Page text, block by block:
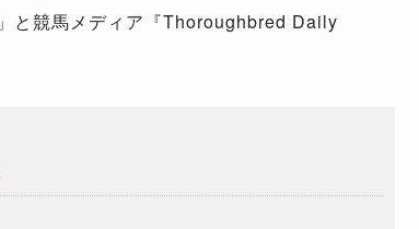
と競馬メディア『Thoroughbred Daily